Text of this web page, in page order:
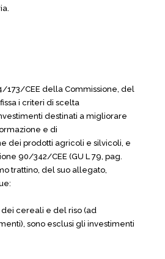
CEE della Commissione, del
i criteri di scelta
destinati a migliorare
e di
dei prodotti agricoli e silvicoli, e
90/342/CEE (GU L 79, pag.
trattino, del suo allegato,
cereali e del riso (ad
sono esclusi gli investimenti